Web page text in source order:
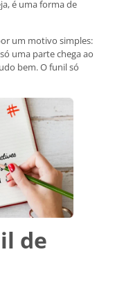
é uma forma de
um motivo simples:
uma parte chega ao
bem. O funil só
de